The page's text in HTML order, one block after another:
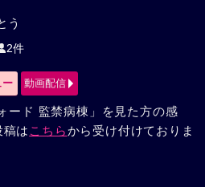
う
2件
ー 動画配信
ード 監禁病棟」を見た方の感
は こちらから受け付けておりま